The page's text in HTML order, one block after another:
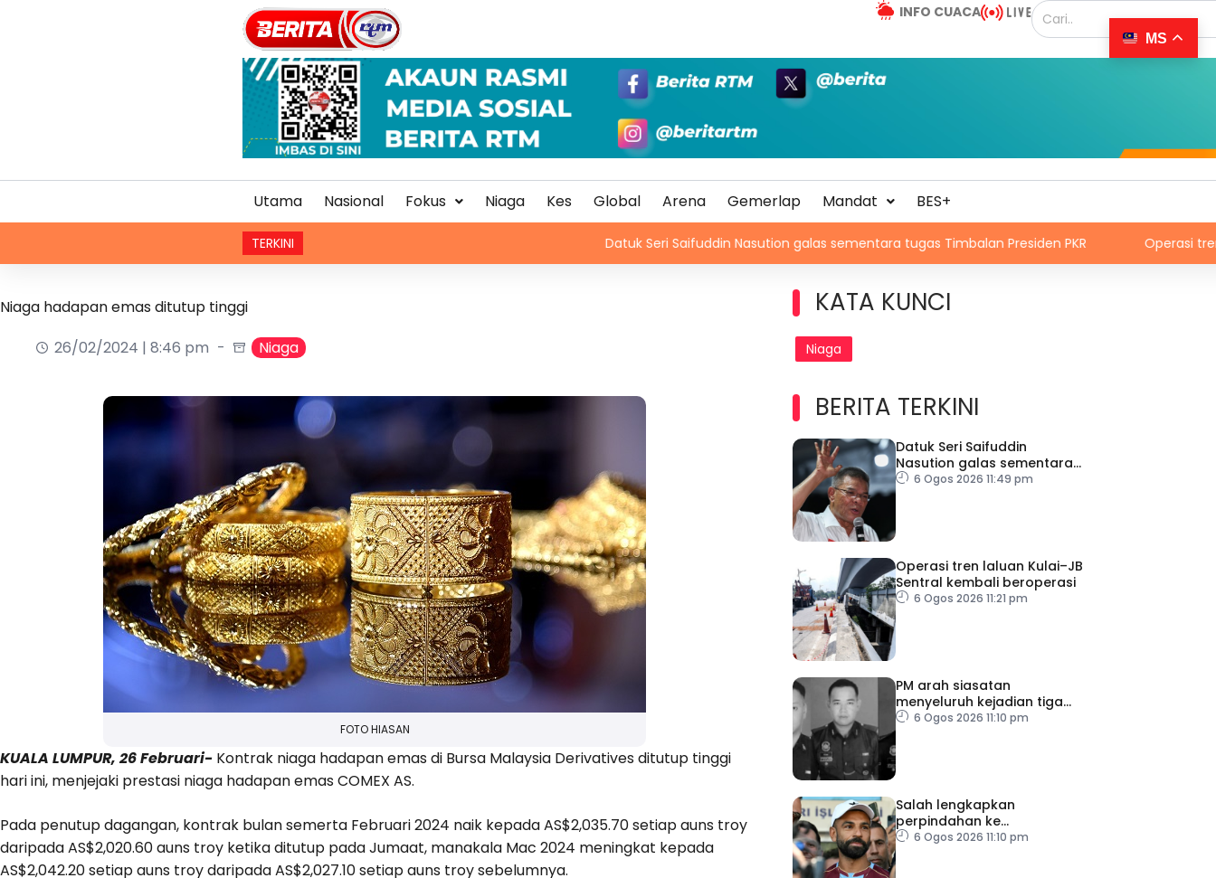
INFO CUACA
Utama Nasional Fokus Niaga Kes Global Arena Gemerlap Mandat BES+
TERKINI Datuk Seri Saifuddin Nasution galas sementara tugas Timbalan Presiden PKR Operasi tren laluan
Niaga hadapan emas ditutup tinggi
26/02/2024 | 8:46 pm
Niaga
FOTO HIASAN
KUALA LUMPUR, 26 Februari- Kontrak niaga hadapan emas di Bursa Malaysia Derivatives ditutup tinggi
hari ini, menjejaki prestasi niaga hadapan emas COMEX AS.
Pada penutup dagangan, kontrak bulan semerta Februari 2024 naik kepada AS$2,035.70 setiap auns troy
daripada AS$2,020.60 auns troy ketika ditutup pada Jumaat, manakala Mac 2024 meningkat kepada
AS$2,042.20 setiap auns troy daripada AS$2,027.10 setiap auns troy sebelumnya.
KATA KUNCI
Niaga
BERITA TERKINI
Datuk Seri Saifuddin
Nasution galas sementara
tugas Timbalan Presiden
6 Ogos 2026 11:49 pm
Operasi tren laluan Kulai–JB
Sentral kembali beroperasi
6 Ogos 2026 11:21 pm
PM arah siasatan
menyeluruh kejadian tiga
anggota polis maut akibat
6 Ogos 2026 11:10 pm
Salah lengkapkan
perpindahan ke
Trabzonspor
6 Ogos 2026 11:10 pm
MS